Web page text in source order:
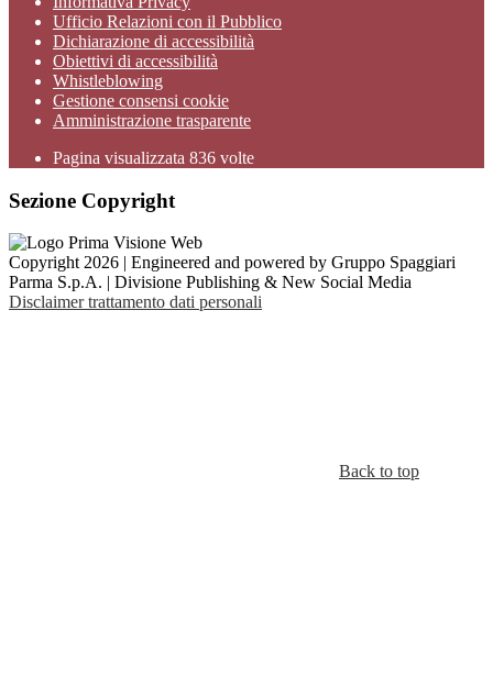
Ufficio Relazioni con il Pubblico
Dichiarazione di accessibilità
Obiettivi di accessibilità
Whistleblowing
Gestione consensi cookie
Amministrazione trasparente
Pagina visualizzata 836 volte
Sezione Copyright
Copyright 2026 | Engineered and powered by Gruppo Spaggiari
Parma S.p.A. | Divisione Publishing & New Social Media
Disclaimer trattamento dati personali
Back to top